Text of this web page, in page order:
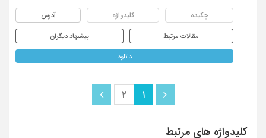
چکیده کلیدواژه آدرس
مقالات مرتبط پیشنهاد دیگران
دانلود
1
2
کلیدواژه های مرتبط